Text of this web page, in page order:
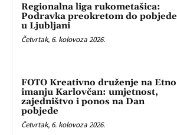
Regionalna liga rukometašica:
Podravka preokretom do pobjede
u Ljubljani
Četvrtak, 6. kolovoza 2026.
FOTO Kreativno druženje na Etno
imanju Karlovčan: umjetnost,
zajedništvo i ponos na Dan
pobjede
Četvrtak, 6. kolovoza 2026.